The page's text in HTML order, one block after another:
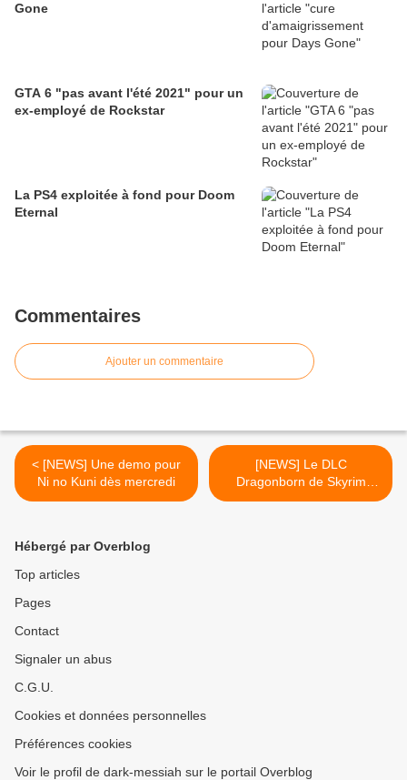
Gone
GTA 6 "pas avant l'été 2021" pour un
ex-employé de Rockstar
La PS4 exploitée à fond pour Doom
Eternal
Commentaires
Ajouter un commentaire
< [NEWS] Une demo pour
Ni no Kuni dès mercredi
[NEWS] Le DLC
Dragonborn de Skyrim
arrivera bien sur PS3 début
Hébergé par Overblog
Top articles
Pages
Contact
Signaler un abus
C.G.U.
Cookies et données personnelles
Préférences cookies
Voir le profil de dark-messiah sur le portail Overblog